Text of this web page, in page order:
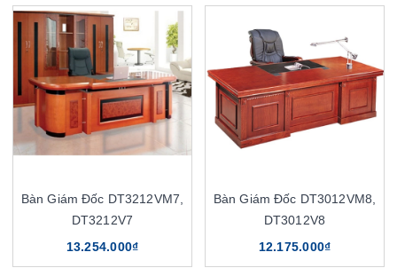
Bàn Giám Đốc DT3212VM7,
DT3212V7
13.254.000₫
Bàn Giám Đốc DT3012VM8,
DT3012V8
12.175.000₫